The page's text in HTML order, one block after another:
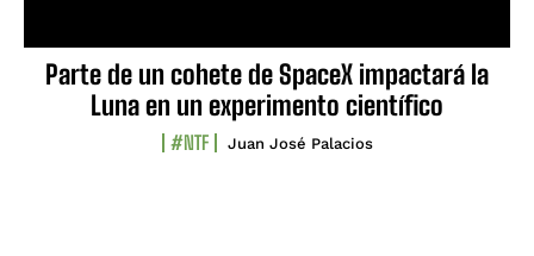
Parte de un cohete de SpaceX impactará la
Luna en un experimento científico
#NTF Juan José Palacios